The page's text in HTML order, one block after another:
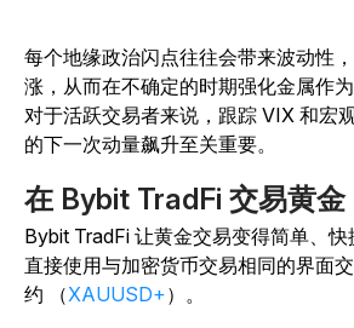
每个地缘政治闪点往往会带来波动性
涨，从而在不确定的时期强化金属作为
对于活跃交易者来说，跟踪 VIX 和宏
的下一次动量飙升至关重要。
在 Bybit TradFi 交易黄金
Bybit TradFi 让黄金交易变得简单、
直接使用与加密货币交易相同的界面
约 （XAUUSD+）。